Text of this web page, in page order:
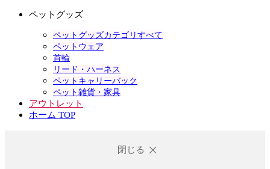
ペットグッズ
ペットグッズカテゴリすべて
ペットウェア
首輪
リード・ハーネス
ペットキャリーバック
ペット雑貨・家具
アウトレット
ホーム TOP
閉じる